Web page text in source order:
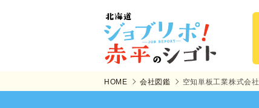
HOME 会社図鑑 空知単板工業株式会社